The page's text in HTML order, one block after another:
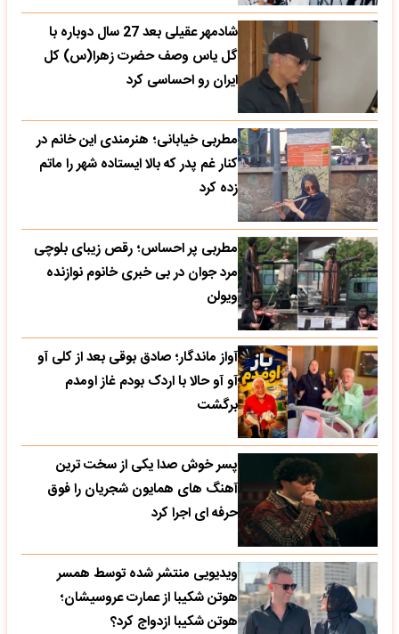
شادمهر عقیلی بعد 27 سال دوباره با
گل یاس وصف حضرت زهرا(س) کل
ایران رو احساسی کرد
مطربی خیابانی؛ هنرمندی این خانم در
کنار غم پدر که بالا ایستاده شهر را ماتم
زده کرد
مطربی پر احساس؛ رقص زیبای بلوچی
مرد جوان در بی خبری خانوم نوازنده
ویولن
آواز ماندگار؛ صادق بوقی بعد از کلی آو
آو آو حالا با اردک بودم غاز اومدم
برگشت
پسر خوش صدا یکی از سخت ترین
آهنگ های همایون شجریان را فوق
حرفه ای اجرا کرد
ویدیویی منتشر شده توسط همسر
هوتن شکیبا از عمارت عروسیشان؛
هوتن شکیبا ازدواج کرد؟